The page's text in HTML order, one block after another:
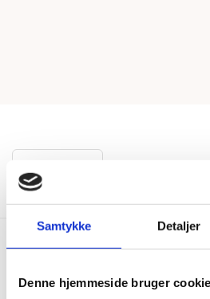
Samtykke Detaljer
Denne hjemmeside bruger
Prisgaranti